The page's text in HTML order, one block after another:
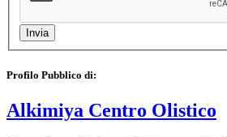
Profilo Pubblico di:
Alkimiya Centro Olistico